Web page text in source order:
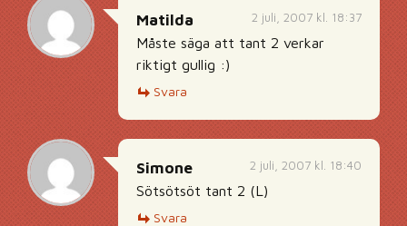
2 juli, 2007 kl. 18:37
Matilda
Måste säga att tant 2 verkar
riktigt gullig :)
Svara
2 juli, 2007 kl. 18:40
Simone
Sötsötsöt tant 2 (L)
Svara